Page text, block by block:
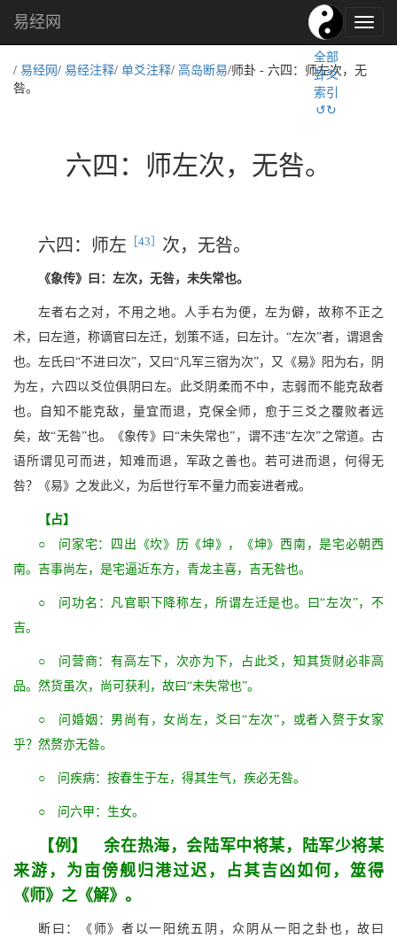
易
经
化,
易经网
全部
卦爻
索引
↺↻
/ 易经网 / 易经注释/ 单爻注释/ 高岛断易/师卦 - 六四：师左次，无
咎。
六四：师左次，无咎。
六四：师左 ［43］ 次，无咎。
《象传》曰：左次，无咎，未失常也。
左者右之对，不用之地。人手右为便，左为僻，故称不正之
术，曰左道，称谪官曰左迁，划策不适，曰左计。“左次”者，谓退舍
也。左氏曰“不进曰次”，又曰“凡军三宿为次”，又《易》阳为右，阴
为左，六四以爻位俱阴曰左。此爻阴柔而不中，志弱而不能克敌者
也。自知不能克敌，量宜而退，克保全师，愈于三爻之覆败者远
矣，故“无咎”也。《象传》曰“未失常也”，谓不违“左次”之常道。古
语所谓见可而进，知难而退，军政之善也。若可进而退，何得无
咎？《易》之发此义，为后世行军不量力而妄进者戒。
【占】
○ 问家宅：四出《坎》历《坤》，《坤》西南，是宅必朝西
南。吉事尚左，是宅逼近东方，青龙主喜，吉无咎也。
○ 问功名：凡官职下降称左，所谓左迁是也。曰“左次”，不
吉。
○ 问营商：有高左下，次亦为下，占此爻，知其货财必非高
品。然货虽次，尚可获利，故曰“未失常也”。
○ 问婚姻：男尚有，女尚左，爻曰“左次”，或者入赘于女家
乎？然赘亦无咎。
○ 问疾病：按春生于左，得其生气，疾必无咎。
○ 问六甲：生女。
【例】 余在热海，会陆军中将某，陆军少将某
来游，为亩傍舰归港过迟，占其吉凶如何，筮得
《师》之《解》。
断曰：《师》者以一阳统五阴，众阴从一阳之卦也，故曰